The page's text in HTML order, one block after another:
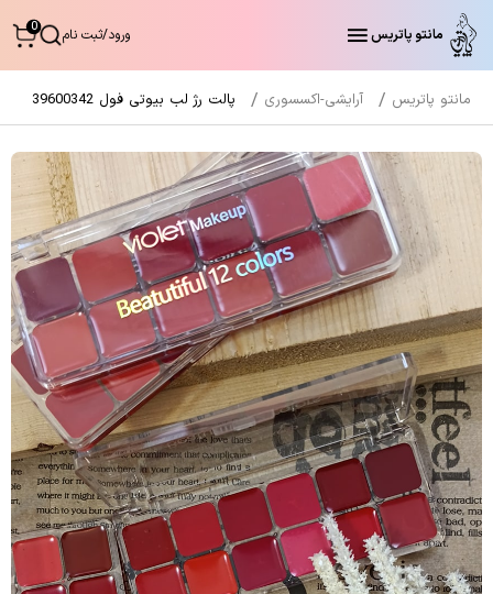
مانتو پاتریس ورود/ثبت نام 0
مانتو پاتریس آرایشی-اکسسوری پالت رژ لب بیوتی فول 39600342